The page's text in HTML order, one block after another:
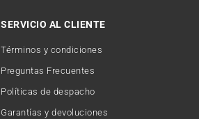
SERVICIO AL CLIENTE
Términos y condiciones
Preguntas Frecuentes
Políticas de despacho
Garantías y devoluciones